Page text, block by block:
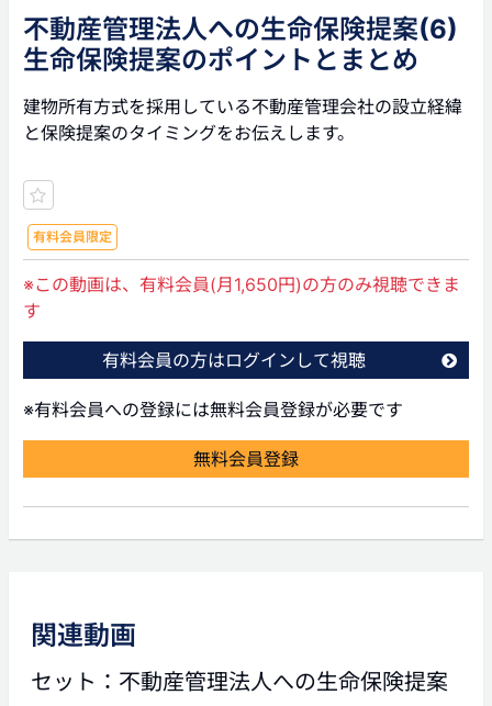
不動産管理法人への生命保険提案(6)
生命保険提案のポイントとまとめ
建物所有方式を採用している不動産管理会社の設立経緯
と保険提案のタイミングをお伝えします。
有料会員限定
※この動画は、有料会員(月1,650円)の方のみ視聴できま
す
有料会員の方はログインして視聴
※有料会員への登録には無料会員登録が必要です
無料会員登録
前の動画
不動産管理法人への生命保
関連動画
セット：不動産管理法人への生命保険提案